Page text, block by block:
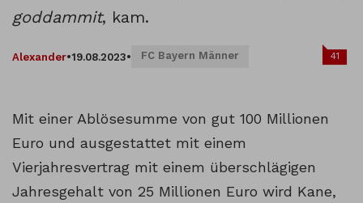
goddammit, kam.
Alexander•19.08.2023• FC Bayern Männer 41
Mit einer Ablösesumme von gut 100 Millionen
Euro und ausgestattet mit einem
Vierjahresvertrag mit einem überschlägigen
Jahresgehalt von 25 Millionen Euro wird Kane,